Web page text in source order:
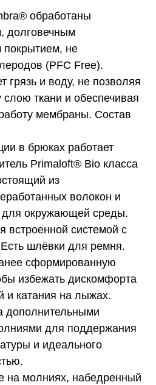
обработаны
долговечным
не
(PFC Free).
грязь и воду, не позволяя
ткани и обеспечивая
мембраны. Состав
в брюках работает
Primaloft® Bio класса
из
волокон и
для окружающей среды.
встроенной системой с
шлёвки для ремня.
сформированную
избежать дискомфорта
и катания на лыжах.
для поддержания
и идеального
молниях, набедренный